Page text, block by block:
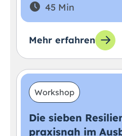
45 Min
Mehr erfahren
Workshop
Die sieben
praxisnah im